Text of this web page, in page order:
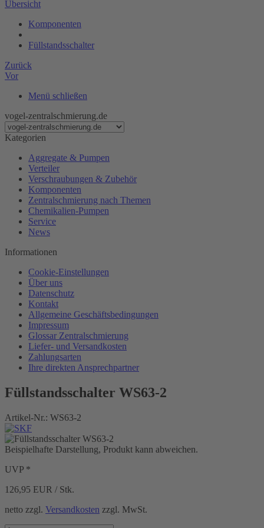
Übersicht
Komponenten
Füllstandsschalter
Zurück
Vor
Menü schließen
vogel-zentralschmierung.de
Kategorien
Aggregate & Pumpen
Verteiler
Verschraubungen & Zubehör
Komponenten
Zentralschmierung nach Themen
Chemikalien-Pumpen
Service
News
Informationen
Cookie-Einstellungen
Über uns
Datenschutz
Kontakt
Allgemeine Geschäftsbedingungen
Impressum
Glossar Zentralschmierung
Liefer- und Versandkosten
Zahlungsarten
Ihre direkten Ansprechpartner
Füllstandsschalter WS63-2
Artikel-Nr.: WS63-2
Beispielhafte Darstellung, Produkt kann abweichen.
UVP *
126,95 EUR / Stk.
netto zzgl. Versandkosten zzgl. MwSt.